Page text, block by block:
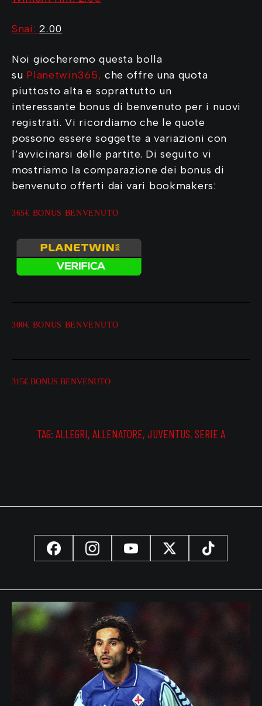
Snai:2.00
Noi giocheremo questa bolla
su Planetwin365, che offre una quota
piuttosto alta e soprattutto un
interessante bonus di benvenuto per i nuovi
registrati. Vi ricordiamo che le quote
possono essere soggette a variazioni con
l’avvicinarsi delle partite. Di seguito vi
mostriamo la comparazione dei bonus di
benvenuto offerti dai vari bookmakers:
365€ BONUS BENVENUTO
300€ BONUS BENVENUTO
315€ BONUS BENVENUTO
TAG: ALLEGRI, ALLENATORE, JUVENTUS, SERIE A